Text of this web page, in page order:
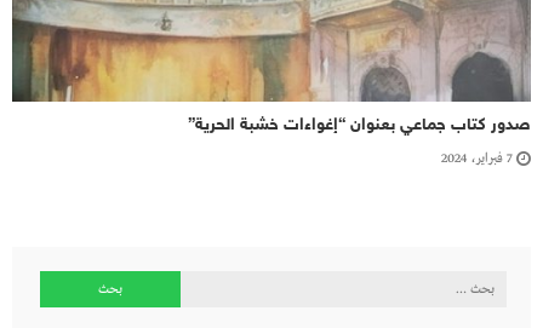
صدور كتاب جماعي بعنوان “إغواءات خشبة الحرية”
7 فبراير، 2024
البحث